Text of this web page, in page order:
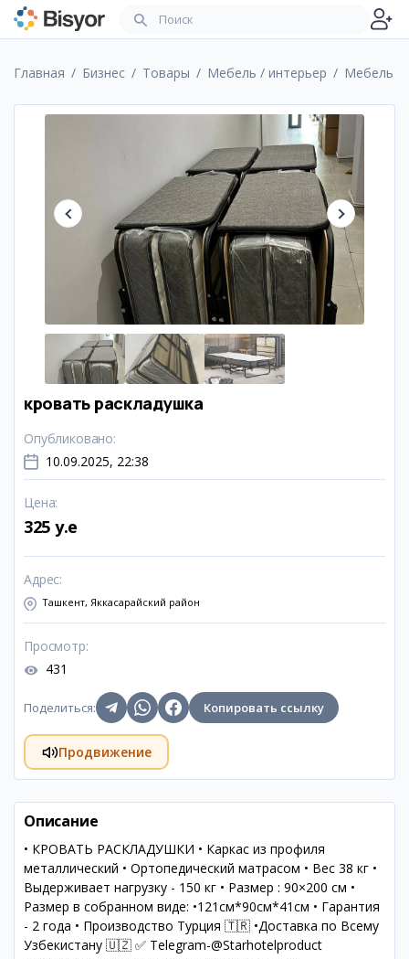
Главная Бизнес Товары Мебель / интерьер Мебель
кровать раскладушка
Опубликовано:
10.09.2025, 22:38
Цена:
325 y.e
Адрес:
Ташкент, Яккасарайский район
Просмотр:
431
Поделиться: Копировать ссылку
Продвижение
Описание
• КРОВАТЬ РАСКЛАДУШКИ • Каркас из профиля
металлический • Ортопедический матрасом • Вес 38 кг •
Выдерживает нагрузку - 150 кг • Размер : 90×200 см •
Размер в собранном виде: •121см*90см*41см • Гарантия
- 2 года • Производство Турция 🇹🇷 •Доставка по Всему
Узбекистану 🇺🇿 ✅ Telegram-@Starhotelproduct